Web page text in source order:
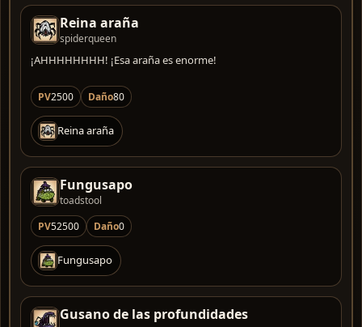
Reina araña
spiderqueen
¡AHHHHHHHH! ¡Esa araña es enorme!
PV2500 Daño80
Reina araña
Fungusapo
toadstool
PV52500 Daño0
Fungusapo
Gusano de las profundidades